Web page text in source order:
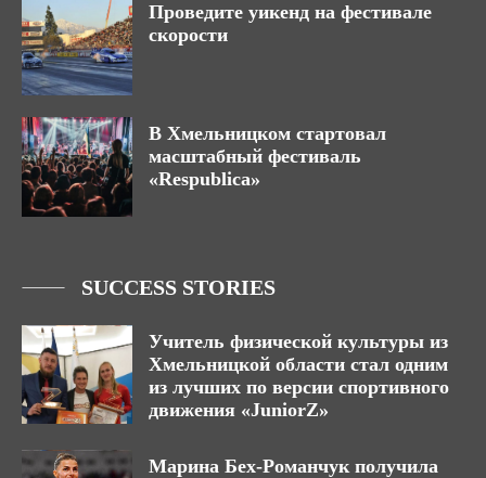
Проведите уикенд на фестивале
скорости
В Хмельницком стартовал
масштабный фестиваль
«Respublica»
SUCCESS STORIES
Учитель физической культуры из
Хмельницкой области стал одним
из лучших по версии спортивного
движения «JuniorZ»
Марина Бех-Романчук получила